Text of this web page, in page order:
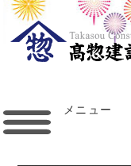
メニュー